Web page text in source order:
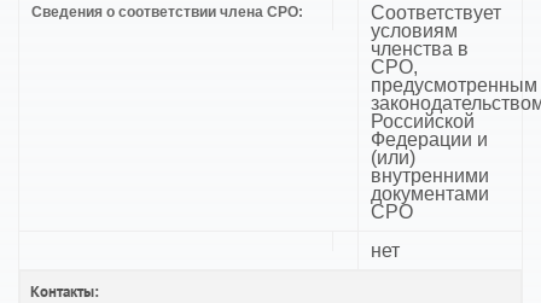
Сведения о соответствии члена СРО:
Соответствует
условиям
членства в
СРО,
предусмотренным
Российской
Федерации и
(или)
внутренними
документами
СРО
нет
Контакты: